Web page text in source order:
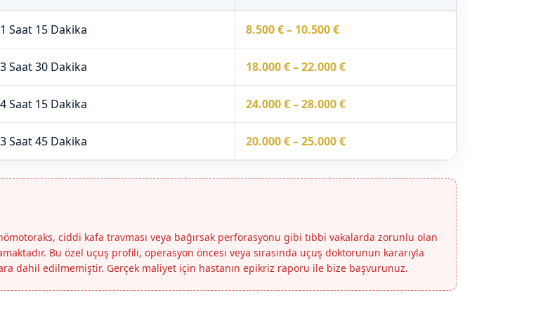
1 Saat 15 Dakika 8.500 € – 10.500 €
3 Saat 30 Dakika 18.000 € – 22.000 €
4 Saat 15 Dakika 24.000 € – 28.000 €
3 Saat 45 Dakika 20.000 € – 25.000 €
ciddi kafa travması veya bağırsak perforasyonu gibi tıbbi vakalarda zorunlu olan
Bu özel uçuş profili, operasyon öncesi veya sırasında uçuş doktorunun kararıyla
dahil edilmemiştir. Gerçek maliyet için hastanın epikriz raporu ile bize başvurunuz.